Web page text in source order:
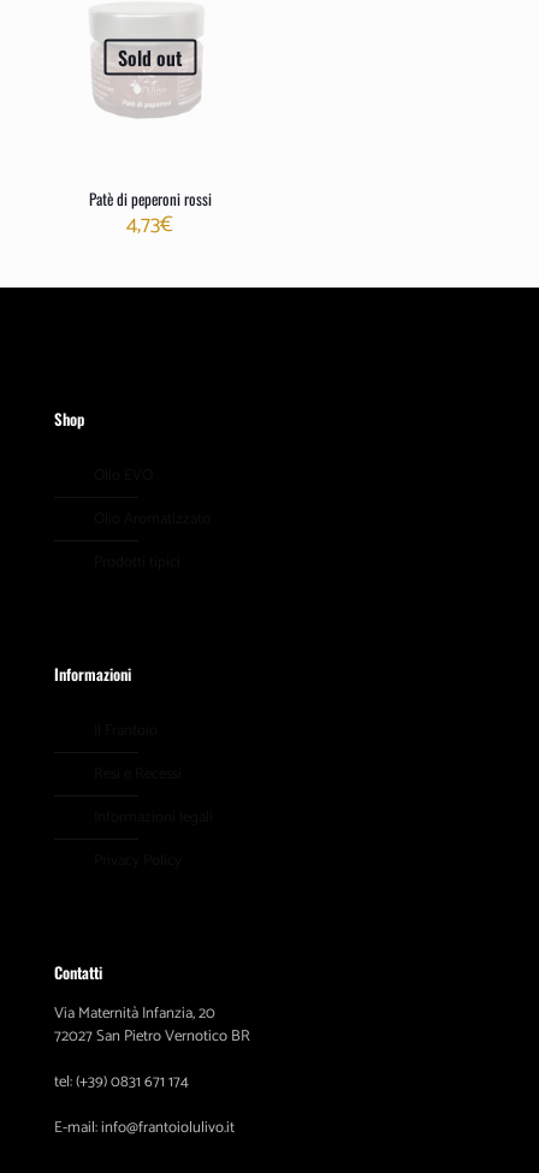
Sold out
Patè di peperoni rossi
4,73€
Shop
Informazioni
Contatti
Via Maternità Infanzia, 20
72027 San Pietro Vernotico BR
tel: (+39) 0831 671 174
E-mail: info@frantoiolulivo.it